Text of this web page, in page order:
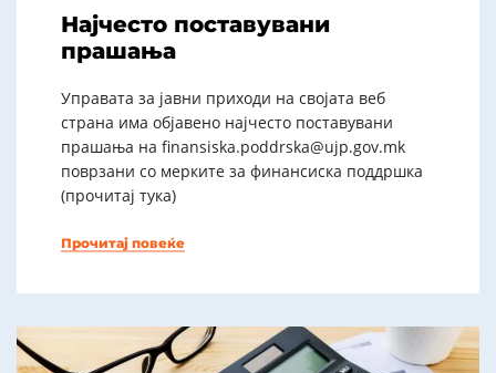
Најчесто поставувани
прашања
Управата за јавни приходи на својата веб
страна има објавено најчесто поставувани
прашања на finansiska.poddrska@ujp.gov.mk
поврзани со мерките за финансиска поддршка
(прочитај тука)
Прочитај повеќе